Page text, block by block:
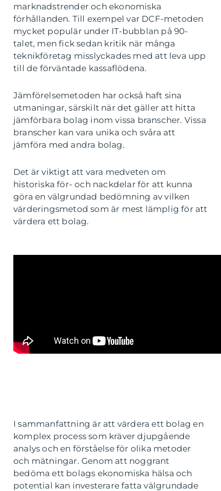
marknadstrender och ekonomiska
förhållanden. Till exempel var DCF-metoden
mycket populär under IT-bubblan på 90-
talet, men fick sedan kritik när många
teknikföretag misslyckades med att leva upp
till de förväntade kassaflödena.
Jämförelsemetoden har också haft sina
utmaningar, särskilt när det gäller att hitta
jämförbara bolag inom vissa branscher. Vissa
branscher kan vara unika och svåra att
jämföra med andra bolag.
Det är viktigt att vara medveten om
historiska för- och nackdelar för att kunna
göra en välgrundad bedömning av vilken
värderingsmetod som är mest lämplig för att
värdera ett bolag.
I sammanfattning är att värdera ett bolag en
komplex process som kräver djupgående
analys och en förståelse för olika metoder
och mätningar. Genom att noggrant
bedöma ett bolags ekonomiska hälsa och
potential kan investerare fatta välgrundade